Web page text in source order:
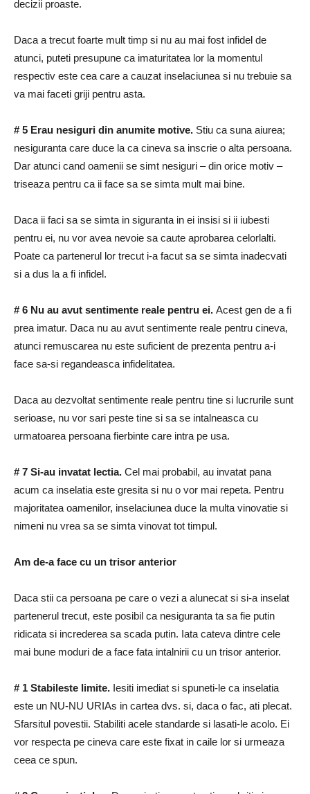
decizii proaste.
Daca a trecut foarte mult timp si nu au mai fost infidel de
atunci, puteti presupune ca imaturitatea lor la momentul
respectiv este cea care a cauzat inselaciunea si nu trebuie sa
va mai faceti griji pentru asta.
# 5 Erau nesiguri din anumite motive. Stiu ca suna aiurea;
nesiguranta care duce la ca cineva sa inscrie o alta persoana.
Dar atunci cand oamenii se simt nesiguri – din orice motiv –
triseaza pentru ca ii face sa se simta mult mai bine.
Daca ii faci sa se simta in siguranta in ei insisi si ii iubesti
pentru ei, nu vor avea nevoie sa caute aprobarea celorlalti.
Poate ca partenerul lor trecut i-a facut sa se simta inadecvati
si a dus la a fi infidel.
# 6 Nu au avut sentimente reale pentru ei. Acest gen de a fi
prea imatur. Daca nu au avut sentimente reale pentru cineva,
atunci remuscarea nu este suficient de prezenta pentru a-i
face sa-si regandeasca infidelitatea.
Daca au dezvoltat sentimente reale pentru tine si lucrurile sunt
serioase, nu vor sari peste tine si sa se intalneasca cu
urmatoarea persoana fierbinte care intra pe usa.
# 7 Si-au invatat lectia. Cel mai probabil, au invatat pana
acum ca inselatia este gresita si nu o vor mai repeta. Pentru
majoritatea oamenilor, inselaciunea duce la multa vinovatie si
nimeni nu vrea sa se simta vinovat tot timpul.
Am de-a face cu un trisor anterior
Daca stii ca persoana pe care o vezi a alunecat si si-a inselat
partenerul trecut, este posibil ca nesiguranta ta sa fie putin
ridicata si increderea sa scada putin. Iata cateva dintre cele
mai bune moduri de a face fata intalnirii cu un trisor anterior.
# 1 Stabileste limite. Iesiti imediat si spuneti-le ca inselatia
este un NU-NU URIAs in cartea dvs. si, daca o fac, ati plecat.
Sfarsitul povestii. Stabiliti acele standarde si lasati-le acolo. Ei
vor respecta pe cineva care este fixat in caile lor si urmeaza
ceea ce spun.